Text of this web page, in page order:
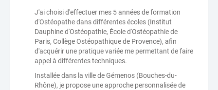
J'ai choisi d'effectuer mes 5 années de formation
d'Ostéopathe dans différentes écoles (Institut
Dauphine d'Ostéopathie, École d'Ostéopathie de
Paris, Collège Ostéopathique de Provence), afin
d'acquérir une pratique variée me permettant de faire
appel à différentes techniques.
Installée dans la ville de Gémenos (Bouches-du-
Rhône), je propose une approche personnalisée de